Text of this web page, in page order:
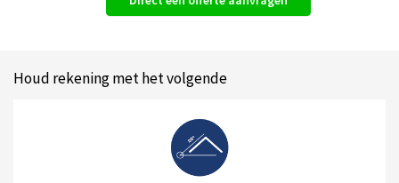
Houd rekening met het volgende